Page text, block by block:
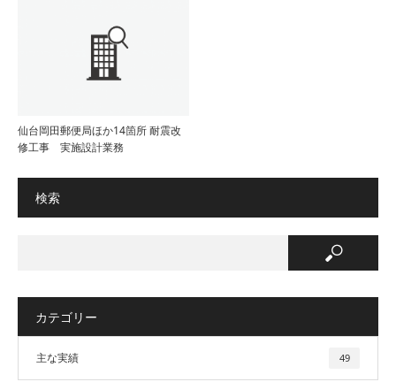
仙台岡田郵便局ほか14箇所 耐震改
修工事 実施設計業務
検索
カテゴリー
主な実績 49